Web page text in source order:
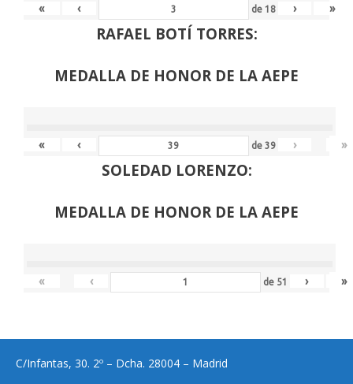
« ‹ de 18 › »
RAFAEL BOTÍ TORRES:
MEDALLA DE HONOR DE LA AEPE
« ‹ de 39 › »
SOLEDAD LORENZO:
MEDALLA DE HONOR DE LA AEPE
« ‹ de 51 › »
C/Infantas, 30. 2º – Dcha. 28004 – Madrid